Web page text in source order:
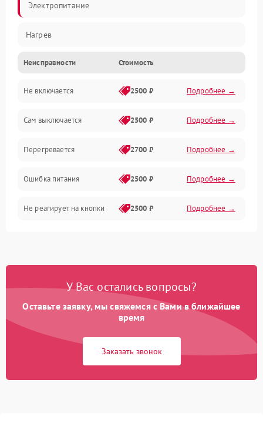
Электропитание
Нагрев
Неисправности Стоимость
Не включается 2500 ₽ Подробнее →
Сам выключается 2500 ₽ Подробнее →
Перегревается 2700 ₽ Подробнее →
Ошибка питания 2500 ₽ Подробнее →
Не реагирует на кнопки 2500 ₽ Подробнее →
У Вас остались вопросы?
Оставьте заявку, мы свяжемся с Вами в ближайшее
время
Заказать звонок